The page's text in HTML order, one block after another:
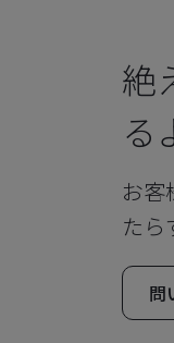
絶
る
お客
たら
問